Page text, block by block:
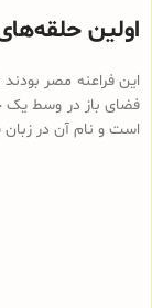
اولین
این فراعنه مصر
فضای باز در وسط یک
است و نام آن در